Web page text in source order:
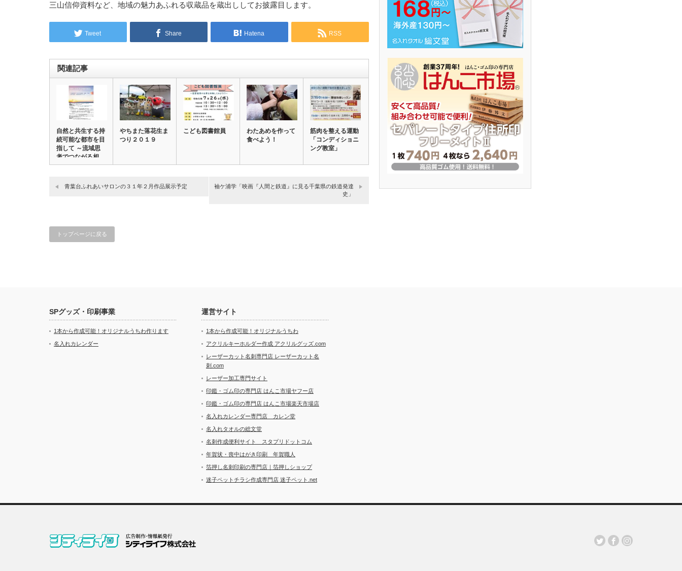
三山信仰資料など、地域の魅力あふれる収蔵品を蔵出ししてお披露目します。
Tweet Share Hatena RSS
関連記事
自然と共生する持
続可能な都市を目
指して ～流域思
考でつながる相…
やちまた落花生ま
つり２０１９
こども図書館員
わたあめを作って
食べよう！
筋肉を整える運動
「コンディショニ
ング教室」
青葉台ふれあいサロンの３１年２月作品展示予定
袖ケ浦学「映画『人間と鉄道』に見る千葉県の鉄道発達
史」
トップページに戻る
SPグッズ・印刷事業
1本から作成可能！オリジナルうちわ作ります
名入れカレンダー
運営サイト
1本から作成可能！オリジナルうちわ
アクリルキーホルダー作成 アクリルグッズ.com
レーザーカット名刺専門店 レーザーカット名
刺.com
レーザー加工専門サイト
印鑑・ゴム印の専門店 はんこ市場ヤフー店
印鑑・ゴム印の専門店 はんこ市場楽天市場店
名入れカレンダー専門店 カレン堂
名入れタオルの総文堂
名刺作成便利サイト スタプリドットコム
年賀状・喪中はがき印刷 年賀職人
箔押し名刺印刷の専門店｜箔押しショップ
迷子ペットチラシ作成専門店 迷子ペット.net